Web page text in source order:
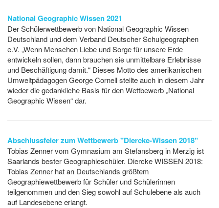
National Geographic Wissen 2021
Der Schülerwettbewerb von National Geographic Wissen
Deutschland und dem Verband Deutscher Schulgeographen
e.V. „Wenn Menschen Liebe und Sorge für unsere Erde
entwickeln sollen, dann brauchen sie unmittelbare Erlebnisse
und Beschäftigung damit.“ Dieses Motto des amerikanischen
Umweltpädagogen George Cornell stellte auch in diesem Jahr
wieder die gedankliche Basis für den Wettbewerb „National
Geographic Wissen“ dar.
Abschlussfeier zum Wettbewerb "Diercke-Wissen 2018"
Tobias Zenner vom Gymnasium am Stefansberg in Merzig ist
Saarlands bester Geographieschüler. Diercke WISSEN 2018:
Tobias Zenner hat an Deutschlands größtem
Geographiewettbewerb für Schüler und Schülerinnen
teilgenommen und den Sieg sowohl auf Schulebene als auch
auf Landesebene erlangt.